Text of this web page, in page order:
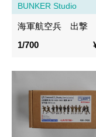
BUNKER Studio
海軍航空兵 出撃
1/700